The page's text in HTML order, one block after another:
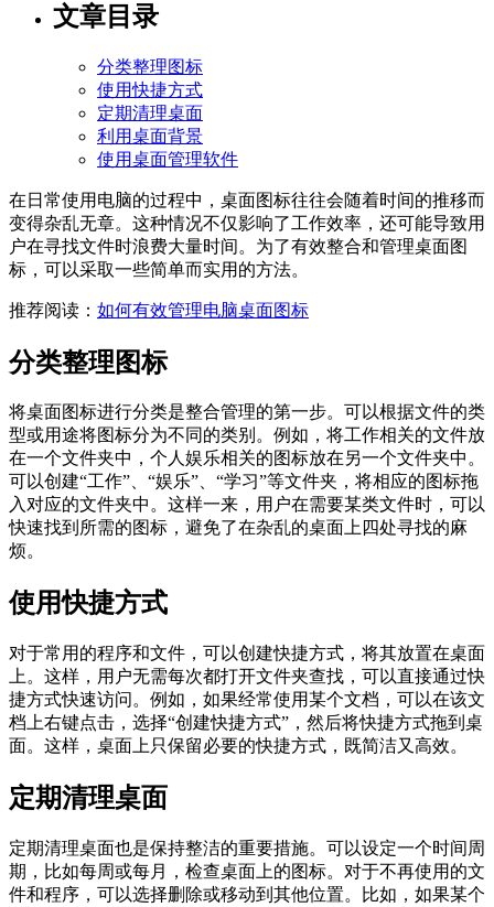
文章目录
分类整理图标
使用快捷方式
定期清理桌面
利用桌面背景
使用桌面管理软件
在日常使用电脑的过程中，桌面图标往往会随着时间的推移而
变得杂乱无章。这种情况不仅影响了工作效率，还可能导致用
户在寻找文件时浪费大量时间。为了有效整合和管理桌面图
标，可以采取一些简单而实用的方法。
推荐阅读： 如何有效管理电脑桌面图标
分类整理图标
将桌面图标进行分类是整合管理的第一步。可以根据文件的类
型或用途将图标分为不同的类别。例如，将工作相关的文件放
在一个文件夹中，个人娱乐相关的图标放在另一个文件夹中。
可以创建“工作”、“娱乐”、“学习”等文件夹，将相应的图标拖
入对应的文件夹中。这样一来，用户在需要某类文件时，可以
快速找到所需的图标，避免了在杂乱的桌面上四处寻找的麻
烦。
使用快捷方式
对于常用的程序和文件，可以创建快捷方式，将其放置在桌面
上。这样，用户无需每次都打开文件夹查找，可以直接通过快
捷方式快速访问。例如，如果经常使用某个文档，可以在该文
档上右键点击，选择“创建快捷方式”，然后将快捷方式拖到桌
面。这样，桌面上只保留必要的快捷方式，既简洁又高效。
定期清理桌面
定期清理桌面也是保持整洁的重要措施。可以设定一个时间周
期，比如每周或每月，检查桌面上的图标。对于不再使用的文
件和程序，可以选择删除或移动到其他位置。比如，如果某个